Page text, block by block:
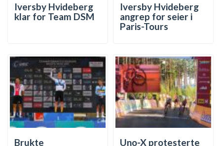
Iversby Hvideberg
klar for Team DSM
Iversby Hvideberg
angrep for seier i
Paris-Tours
Brukte
Uno-X protesterte